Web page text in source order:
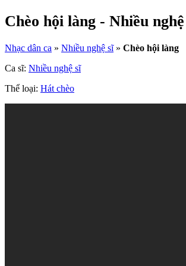
Chèo hội làng - Nhiều
Nhạc dân ca » Nhiều nghệ sĩ» Chèo hội làng
Ca sĩ: Nhiều nghệ sĩ
Thể loại: Hát chèo